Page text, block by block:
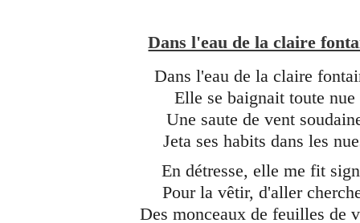
Dans l'eau de la claire
Dans l'eau de la claire
Elle se baignait toute nue
Une saute de vent
Jeta ses habits dans les
En détresse, elle me fit
Pour la vêtir, d'aller
Des monceaux de feuilles de